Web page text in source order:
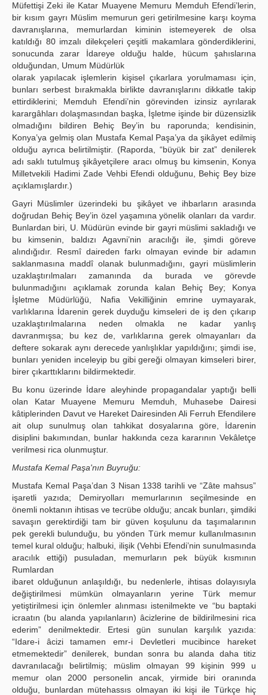
Müfettişi Zeki ile Katar Muayene Memuru Memduh Efendi’lerin,
bir kısım gayrı Müslim memurun geri getirilmesine karşı koyma
davranışlarına, memurlardan kiminin istemeyerek de olsa
katıldığı 80 imzalı dilekçeleri çeşitli makamlara gönderdiklerini,
sonucunda zarar İdareye olduğu halde, hücum şahıslarına
olduğundan, Umum Müdürlük
olarak yapılacak işlemlerin kişisel çıkarlara yorulmaması için,
bunları serbest bırakmakla birlikte davranışlarını dikkatle takip
ettirdiklerini; Memduh Efendi’nin görevinden izinsiz ayrılarak
karargâhları dolaşmasından başka, İşletme işinde bir düzensizlik
olmadığını bildiren Behiç Bey’in bu raporunda; kendisinin,
Konya’ya gelmiş olan Mustafa Kemal Paşa’ya da şikâyet edilmiş
olduğu ayrıca belirtilmiştir. (Raporda, “büyük bir zat” denilerek
adı saklı tutulmuş şikâyetçilere aracı olmuş bu kimsenin, Konya
Milletvekili Hadimi Zade Vehbi Efendi olduğunu, Behiç Bey bize
açıklamışlardır.)
Gayri Müslimler üzerindeki bu şikâyet ve ihbarların arasında
doğrudan Behiç Bey’in özel yaşamına yönelik olanları da vardır.
Bunlardan biri, U. Müdürün evinde bir gayri müslimi sakladığı ve
bu kimsenin, baldızı Agavni’nin aracılığı ile, şimdi göreve
alındığıdır. Resmî daireden farkı olmayan evinde bir adamın
saklanmasına maddî olanak bulunmadığını, gayri müslimlerin
uzaklaştırılmaları zamanında da burada ve görevde
bulunmadığını açıklamak zorunda kalan Behiç Bey; Konya
İşletme Müdürlüğü, Nafia Vekilliğinin emrine uymayarak,
varlıklarına İdarenin gerek duyduğu kimseleri de iş den çıkarıp
uzaklaştırılmalarına neden olmakla ne kadar yanlış
davranmışsa; bu kez de, varlıklarına gerek olmayanları da
deftere sokarak aynı derecede yanlışlıklar yapıldığını; şimdi ise,
bunları yeniden inceleyip bu gibi gereği olmayan kimseleri birer,
birer çıkarttıklarını bildirmektedir.
Bu konu üzerinde İdare aleyhinde propagandalar yaptığı belli
olan Katar Muayene Memuru Memduh, Muhasebe Dairesi
kâtiplerinden Davut ve Hareket Dairesinden Ali Ferruh Efendilere
ait olup sunulmuş olan tahkikat dosyalarına göre, İdarenin
disiplini bakımından, bunlar hakkında ceza kararının Vekâletçe
verilmesi rica olunmuştur.
Mustafa Kemal Paşa'nın Buyruğu:
Mustafa Kemal Paşa’dan 3 Nisan 1338 tarihli ve “Zâte mahsus”
işaretli yazıda; Demiryolları memurlarının seçilmesinde en
önemli noktanın ihtisas ve tecrübe olduğu; ancak bunları, şimdiki
savaşın gerektirdiği tam bir güven koşulunu da taşımalarının
pek gerekli bulunduğu, bu yönden Türk memur kullanılmasının
temel kural olduğu; halbuki, ilişik (Vehbi Efendi’nin sunulmasında
aracılık ettiği) pusuladan, memurların pek büyük kısmının
Rumlardan
ibaret olduğunun anlaşıldığı, bu nedenlerle, ihtisas dolayısıyla
değiştirilmesi mümkün olmayanların yerine Türk memur
yetiştirilmesi için önlemler alınması istenilmekte ve “bu baptaki
icraatın (bu alanda yapılanların) âcizlerine de bildirilmesini rica
ederim” denilmektedir. Ertesi gün sunulan karşılık yazıda:
“Idare-i âcizi tamamen emr-i Devletleri mucibince hareket
etmemektedir” denilerek, bundan sonra bu alanda daha titiz
davranılacağı belirtilmiş; müslim olmayan 99 kişinin 999 u
memur olan 2000 personelin ancak, yirmide biri oranında
olduğu, bunlardan mütehassıs olmayan iki kişi ile Türkçe hiç